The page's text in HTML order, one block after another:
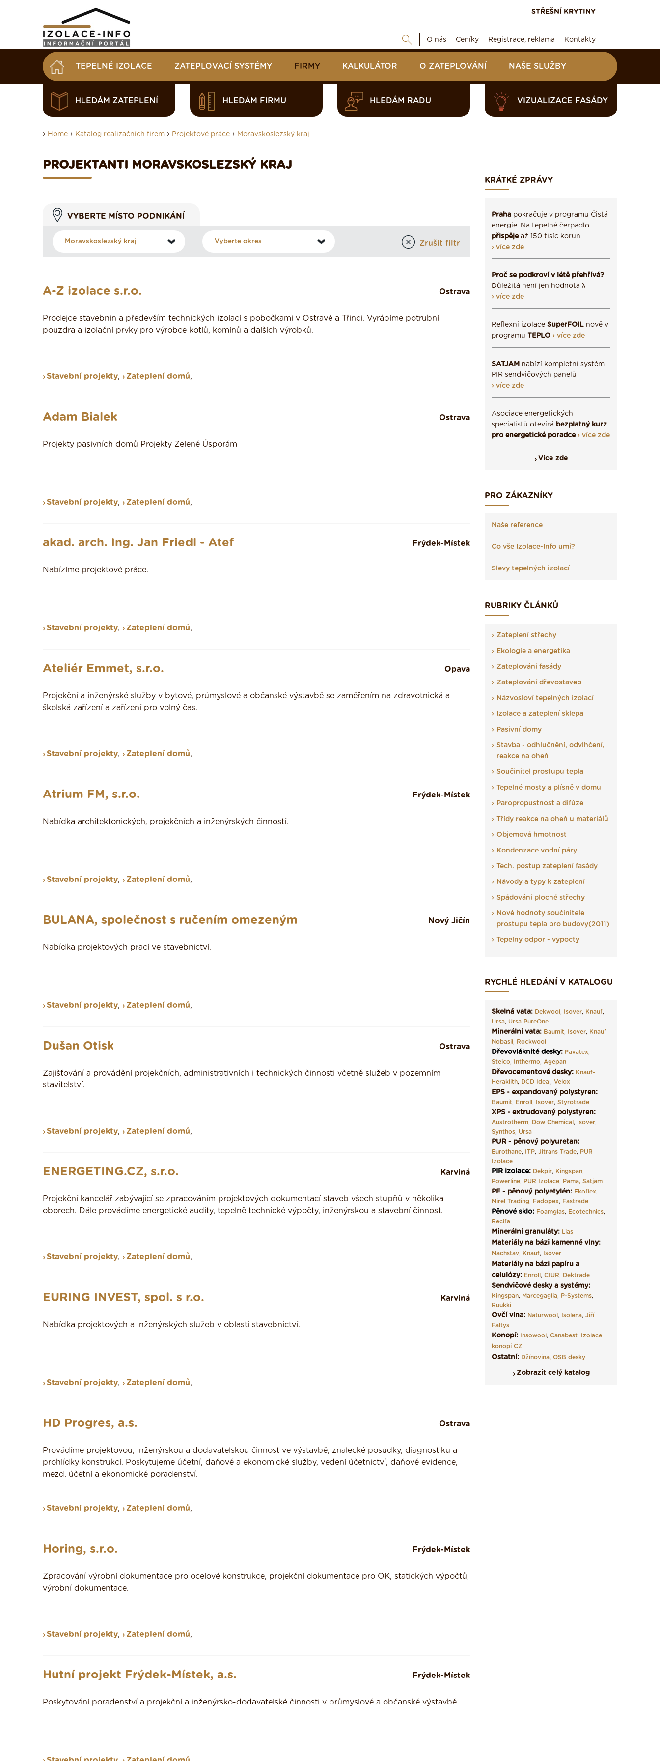
STŘEŠNÍ KRYTINY
O nás Ceníky Registrace, reklama Kontakty
TEPELNÉ IZOLACE ZATEPLOVACÍ SYSTÉMY FIRMY KALKULÁTOR O ZATEPLOVÁNÍ NAŠE SLUŽBY
HLEDÁM ZATEPLENÍ HLEDÁM FIRMU HLEDÁM RADU VIZUALIZACE FASÁDY
› Home › Katalog realizačních firem › Projektové práce › Moravskoslezský kraj
PROJEKTANTI MORAVSKOSLEZSKÝ KRAJ
VYBERTE MÍSTO PODNIKÁNÍ
Zrušit filtr
A-Z izolace s.r.o. Ostrava
Prodejce stavebnin a především technických izolací s pobočkami v Ostravě a Třinci. Vyrábíme potrubní
pouzdra a izolační prvky pro výrobce kotlů, komínů a dalších výrobků.
Stavební projekty, Zateplení domů,
Adam Bialek Ostrava
Projekty pasivních domů Projekty Zelené Úsporám
Stavební projekty, Zateplení domů,
akad. arch. Ing. Jan Friedl - Atef Frýdek-Místek
Nabízíme projektové práce.
Stavební projekty, Zateplení domů,
Ateliér Emmet, s.r.o. Opava
Projekční a inženýrské služby v bytové, průmyslové a občanské výstavbě se zaměřením na zdravotnická a
školská zařízení a zařízení pro volný čas.
Stavební projekty, Zateplení domů,
Atrium FM, s.r.o. Frýdek-Místek
Nabídka architektonických, projekčních a inženýrských činností.
Stavební projekty, Zateplení domů,
BULANA, společnost s ručením omezeným Nový Jičín
Nabídka projektových prací ve stavebnictví.
Stavební projekty, Zateplení domů,
Dušan Otisk Ostrava
Zajišťování a provádění projekčních, administrativních i technických činnosti včetně služeb v pozemním
stavitelství.
Stavební projekty, Zateplení domů,
ENERGETING.CZ, s.r.o. Karviná
Projekční kancelář zabývající se zpracováním projektových dokumentací staveb všech stupňů v několika
oborech. Dále provádíme energetické audity, tepelně technické výpočty, inženýrskou a stavební činnost.
Stavební projekty, Zateplení domů,
EURING INVEST, spol. s r.o. Karviná
Nabídka projektových a inženýrských služeb v oblasti stavebnictví.
Stavební projekty, Zateplení domů,
HD Progres, a.s. Ostrava
Provádíme projektovou, inženýrskou a dodavatelskou činnost ve výstavbě, znalecké posudky, diagnostiku a
prohlídky konstrukcí. Poskytujeme účetní, daňové a ekonomické služby, vedení účetnictví, daňové evidence,
mezd, účetní a ekonomické poradenství.
Stavební projekty, Zateplení domů,
Horing, s.r.o. Frýdek-Místek
Zpracování výrobní dokumentace pro ocelové konstrukce, projekční dokumentace pro OK, statických výpočtů,
výrobní dokumentace.
Stavební projekty, Zateplení domů,
Hutní projekt Frýdek-Místek, a.s. Frýdek-Místek
Poskytování poradenství a projekční a inženýrsko-dodavatelské činnosti v průmyslové a občanské výstavbě.
KRÁTKÉ ZPRÁVY
Praha pokračuje v programu Čistá
energie. Na tepelné čerpadlo
přispějeaž 150 tisíc korun
› více zde
Proč se podkroví v létě přehřívá?
Důležitá není jen hodnota λ
› více zde
Reflexní izolace SuperFOIL nově v
programu TEPLO › více zde
SATJAM nabízí kompletní systém
PIR sendvičových panelů
› více zde
Asociace energetických
specialistů otevírá bezplatný kurz
pro energetické poradce › více zde
Více zde
PRO ZÁKAZNÍKY
Naše reference
Co vše Izolace-Info umí?
Slevy tepelných izolací
RUBRIKY ČLÁNKŮ
Zateplení střechy
Ekologie a energetika
Zateplování fasády
Zateplování dřevostaveb
Názvosloví tepelných izolací
Izolace a zateplení sklepa
Pasivní domy
Stavba - odhlučnění, odvlhčení,
reakce na oheň
Součinitel prostupu tepla
Tepelné mosty a plísně v domu
Paropropustnost a difúze
Třídy reakce na oheň u materiálů
Objemová hmotnost
Kondenzace vodní páry
Tech. postup zateplení fasády
Návody a typy k zateplení
Spádování ploché střechy
Nové hodnoty součinitele
prostupu tepla pro budovy(2011)
Tepelný odpor - výpočty
RYCHLÉ HLEDÁNÍ V KATALOGU
Skelná vata: Dekwool, Isover, Knauf,
Ursa, Ursa PureOne
Minerální vata: Baumit, Isover, Knauf
Nobasil, Rockwool
Dřevovláknité desky: Pavatex,
Steico, Inthermo, Agepan
Dřevocementové desky: Knauf-
Heraklith, DCD Ideal, Velox
EPS - expandovaný polystyren:
Baumit, Enroll, Isover, Styrotrade
XPS - extrudovaný polystyren:
Austrotherm, Dow Chemical, Isover,
Synthos, Ursa
PUR - pěnový polyuretan:
Eurothane, ITP, Jitrans Trade, PUR
Izolace
PIR izolace: Dekpir, Kingspan,
Powerline, PUR Izolace, Pama, Satjam
PE - pěnový polyetylén: Ekoflex,
Mirel Trading, Fadopex, Fastrade
Pěnové sklo: Foamglas, Ecotechnics,
Recifa
Minerální granuláty: Lias
Materiály na bázi kamenné vlny:
Machstav, Knauf, Isover
Materiály na bázi papíru a
celulózy: Enroll, CIUR, Dektrade
Sendvičové desky a systémy:
Kingspan, Marcegaglia, P-Systems,
Ruukki
Ovčí vlna: Naturwool, Isolena, Jiří
Faltys
Konopí: Insowool, Canabest, Izolace
konopí CZ
Ostatní: Džínovina, OSB desky
Zobrazit celý katalog